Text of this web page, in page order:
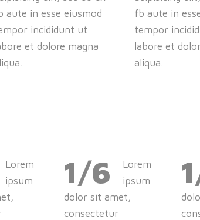
aute in esse eiusmod
incididunt ut
et dolore magna
fb aute in
tempor
labore et
aliqua.
Lorem
ipsum
1/6
Lorem
ipsum
dolor sit amet,
consectetur